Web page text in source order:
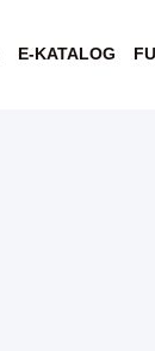
E-KATALOG